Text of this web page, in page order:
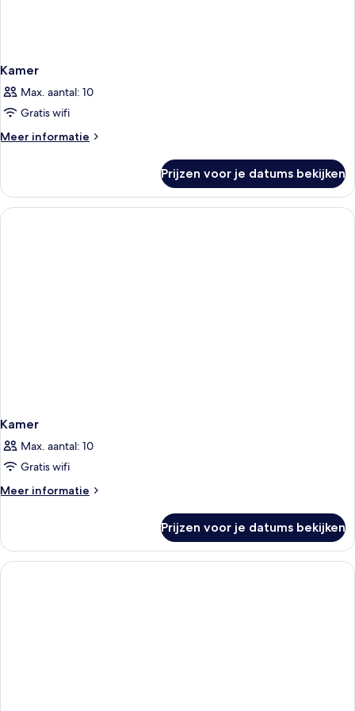
Kamer
Max. aantal: 10
Gratis wifi
Meer informatie
Meer
Prijzen voor je datums bekijken
Kamer
Max. aantal: 10
Gratis wifi
Meer informatie
Meer
Prijzen voor je datums bekijken